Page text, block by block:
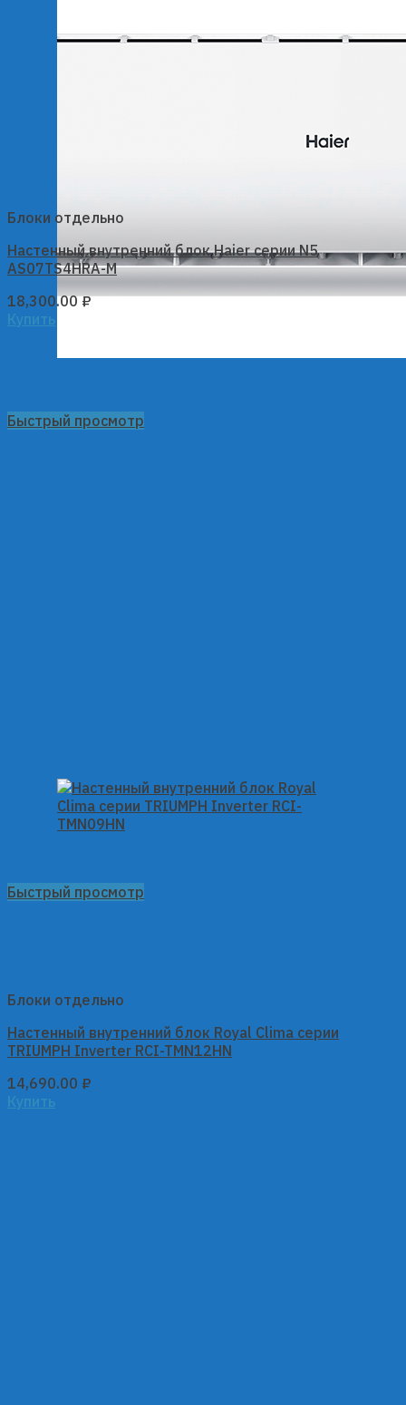
Быстрый просмотр
Блоки отдельно
Настенный внутренний блок Haier серии N5
AS07TS4HRA-M
18,300.00₽
Купить
Быстрый просмотр
Блоки отдельно
Настенный внутренний блок Royal Clima серии
TRIUMPH Inverter RCI-TMN12HN
14,690.00 ₽
Купить